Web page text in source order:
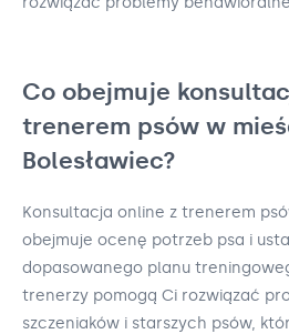
Co obejmuje
trenerem psów w
Bolesławiec?
Konsultacja online z trenerem
obejmuje ocenę potrzeb psa i
dopasowanego planu
trenerzy pomogą Ci rozwiązać
szczeniaków i starszych psów,